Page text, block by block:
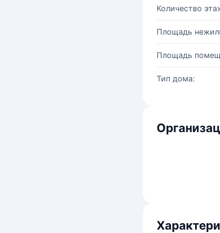
Количество
Площадь
Площадь
Тип дома: